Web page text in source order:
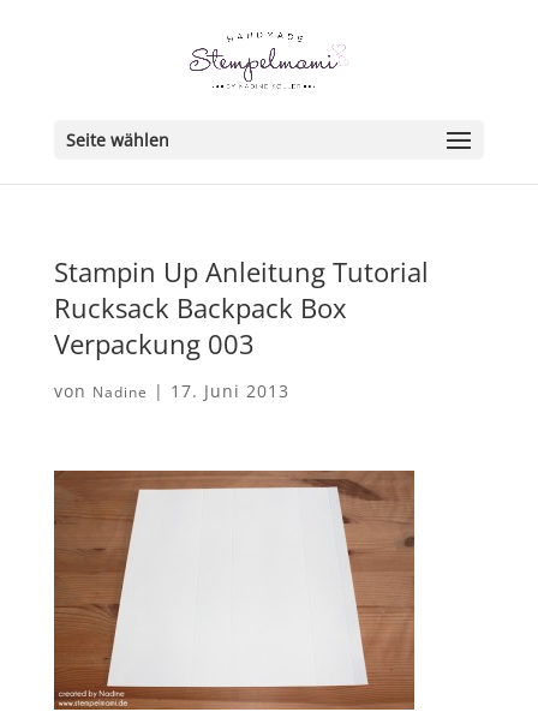
Seite wählen
Stampin Up Anleitung Tutorial
Rucksack Backpack Box
Verpackung 003
von Nadine | 17. Juni 2013